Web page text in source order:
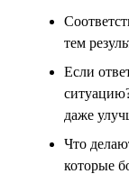
тем
Если
даже
Что
которые